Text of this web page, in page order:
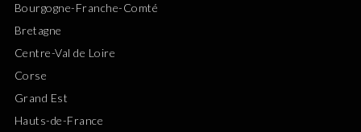
Bourgogne-Franche-Comté
Bretagne
Centre-Val de Loire
Corse
Grand Est
Hauts-de-France